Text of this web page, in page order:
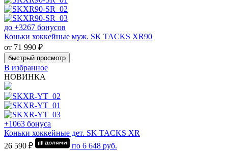
до +3267 бонусов
Коньки хоккейные муж. SK TACKS XR90
от 71 990 ₽
быстрый просмотр
В избранное
НОВИНКА
+1063 бонуса
Коньки хоккейные дет. SK TACKS XR
26 590 ₽
по 6 648 руб.